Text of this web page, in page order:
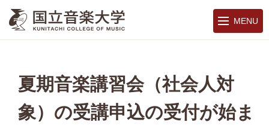
MENU
夏期音楽講習会（社会人対
象）の受講申込の受付が始ま